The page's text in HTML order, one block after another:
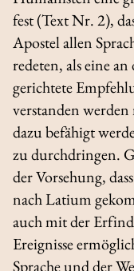
fest (Text Nr. 2),
Apostel allen
redeten, als eine
gerichtete
verstanden werden
dazu befähigt
zu durchdringen.
der Vorsehung,
nach Latium
auch mit der
Ereignisse
Sprache und der